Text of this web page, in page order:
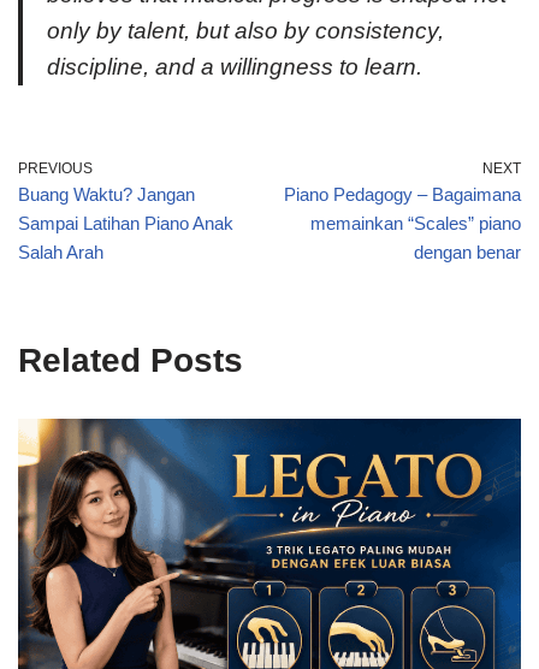
only by talent, but also by consistency,
discipline, and a willingness to learn.
PREVIOUS
Buang Waktu? Jangan
Sampai Latihan Piano Anak
Salah Arah
NEXT
Piano Pedagogy – Bagaimana
memainkan “Scales” piano
dengan benar
Related Posts